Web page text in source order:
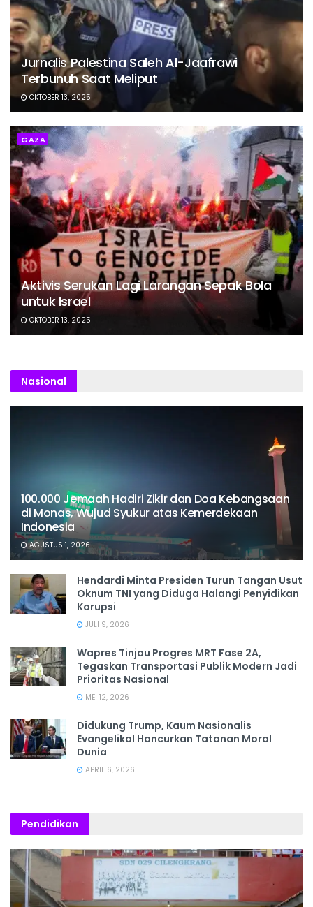
Jurnalis Palestina Saleh Al-Jaafrawi
Terbunuh Saat Meliput
OKTOBER 13, 2025
GAZA
Aktivis Serukan Lagi Larangan Sepak Bola
untuk Israel
OKTOBER 13, 2025
Nasional
100.000 Jemaah Hadiri Zikir dan Doa Kebangsaan
di Monas, Wujud Syukur atas Kemerdekaan
Indonesia
AGUSTUS 1, 2026
Hendardi Minta Presiden Turun Tangan Usut
Oknum TNI yang Diduga Halangi Penyidikan
Korupsi
JULI 9, 2026
Wapres Tinjau Progres MRT Fase 2A,
Tegaskan Transportasi Publik Modern Jadi
Prioritas Nasional
MEI 12, 2026
Didukung Trump, Kaum Nasionalis
Evangelikal Hancurkan Tatanan Moral
Dunia
APRIL 6, 2026
Pendidikan